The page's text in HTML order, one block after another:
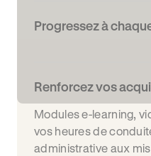
Progressez à
Renforcez vos
Modules e-learning,
vos heures de
administrative aux